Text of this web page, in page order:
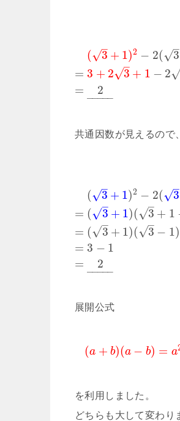
( 3
–
√ + 1)2 − 2( 3
–
√
= 3 + 2 3
–
√ + 1 − 2
=
2
– –
–––
共通因数が見えるので、
( 3
–
√ + 1)2 − 2( 3
–
√
= ( 3
–
√ + 1)( 3
–
√ + 1
= ( 3
–
√ + 1)( 3
–
√ − 1)
= 3 − 1
=
2
– –
–––
展開公式
(a + b)(a − b) = a
を利用しました。
どちらも大して変わり